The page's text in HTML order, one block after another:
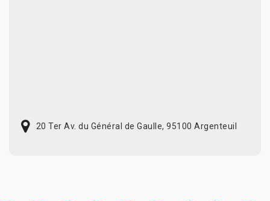
20 Ter Av. du Général de Gaulle, 95100 Argenteuil